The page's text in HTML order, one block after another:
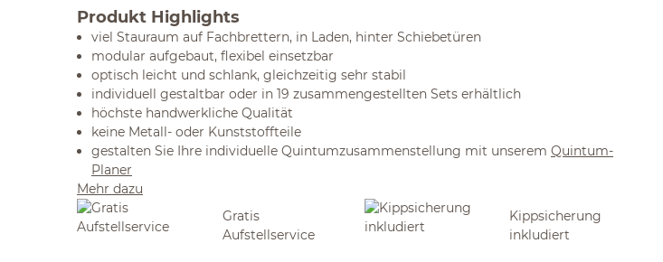
Produkt Highlights
viel Stauraum auf Fachbrettern, in Laden, hinter Schiebetüren
modular aufgebaut, flexibel einsetzbar
optisch leicht und schlank, gleichzeitig sehr stabil
individuell gestaltbar oder in 19 zusammengestellten Sets erhältlich
höchste handwerkliche Qualität
keine Metall- oder Kunststoffteile
gestalten Sie Ihre individuelle Quintumzusammenstellung mit unserem Quintum-
Planer
Mehr dazu
Gratis
Aufstellservice
Kippsicherung
inkludiert